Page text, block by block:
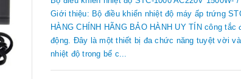
Giới thiệu: Bộ điều khiển nhiệt độ máy ấp trứng
HÀNG CHÍNH HÃNG BẢO HÀNH UY TÍN công
động. Đây là một thiết bị đa chức năng tuyệt vời
nhiệt độ trong bể c...